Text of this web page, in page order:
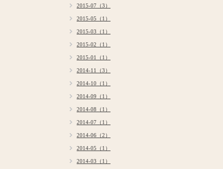
2015-07（3）
2015-05（1）
2015-03（1）
2015-02（1）
2015-01（1）
2014-11（3）
2014-10（1）
2014-09（1）
2014-08（1）
2014-07（1）
2014-06（2）
2014-05（1）
2014-03（1）